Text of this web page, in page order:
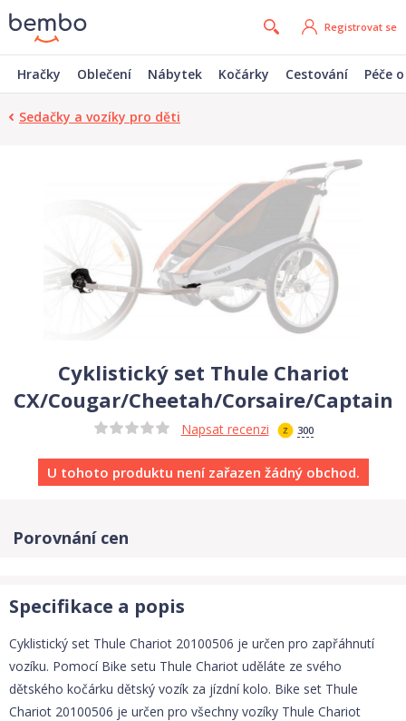
Registrovat se
Hračky Oblečení Nábytek Kočárky Cestování Péče
Sedačky a vozíky pro děti
Cyklistický set Thule Chariot
CX/Cougar/Cheetah/Corsaire/Captain
Napsat recenzi 300
U tohoto produktu není zařazen žádný obchod.
Porovnání cen
Specifikace a popis
Cyklistický set Thule Chariot 20100506 je určen pro zapřáhnutí
vozíku. Pomocí Bike setu Thule Chariot uděláte ze svého
dětského kočárku dětský vozík za jízdní kolo. Bike set Thule
Chariot 20100506 je určen pro všechny vozíky Thule Chariot